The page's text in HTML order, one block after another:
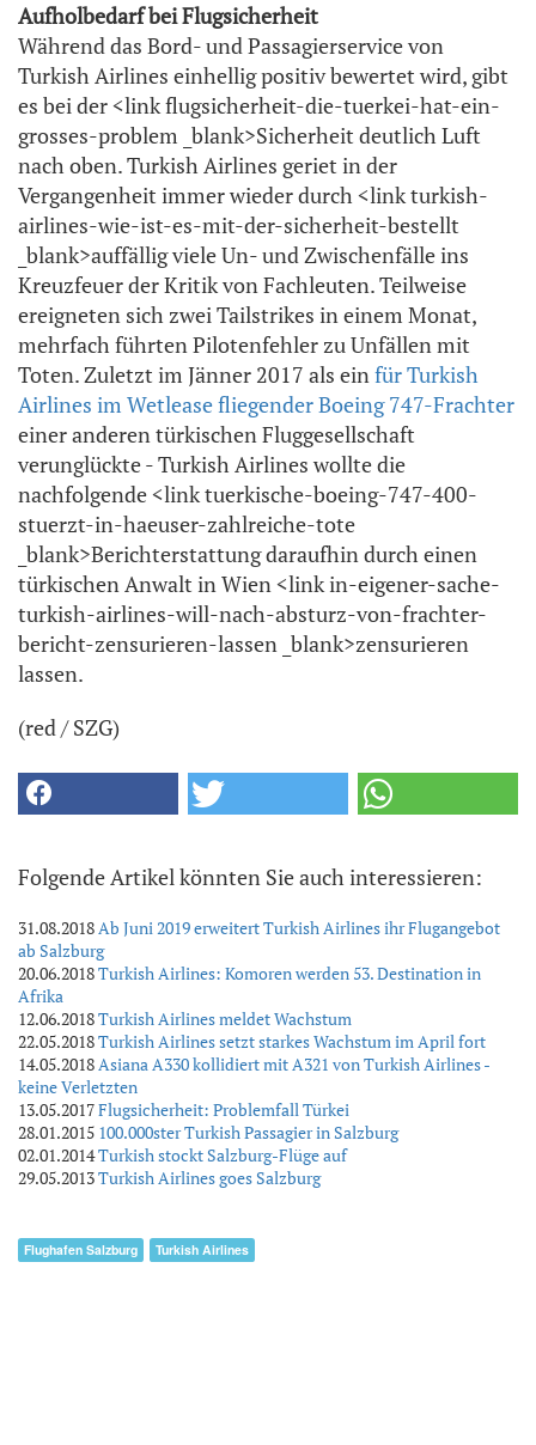
Aufholbedarf bei Flugsicherheit
Während das Bord- und Passagierservice von
Turkish Airlines einhellig positiv bewertet wird, gibt
es bei der <link flugsicherheit-die-tuerkei-hat-ein-
grosses-problem _blank>Sicherheit deutlich Luft
nach oben. Turkish Airlines geriet in der
Vergangenheit immer wieder durch <link turkish-
airlines-wie-ist-es-mit-der-sicherheit-bestellt
_blank>auffällig viele Un- und Zwischenfälle ins
Kreuzfeuer der Kritik von Fachleuten. Teilweise
ereigneten sich zwei Tailstrikes in einem Monat,
mehrfach führten Pilotenfehler zu Unfällen mit
Toten. Zuletzt im Jänner 2017 als einfür Turkish
Airlines im Wetlease fliegender Boeing 747-Frachter
einer anderen türkischen Fluggesellschaft
verunglückte - Turkish Airlines wollte die
nachfolgende <link tuerkische-boeing-747-400-
stuerzt-in-haeuser-zahlreiche-tote
_blank>Berichterstattung daraufhin durch einen
türkischen Anwalt in Wien <link in-eigener-sache-
turkish-airlines-will-nach-absturz-von-frachter-
bericht-zensurieren-lassen _blank>zensurieren
lassen.
(red / SZG)
Folgende Artikel könnten Sie auch interessieren:
31.08.2018Ab Juni 2019 erweitert Turkish Airlines ihr Flugangebot
ab Salzburg
20.06.2018Turkish Airlines: Komoren werden 53. Destination in
Afrika
12.06.2018Turkish Airlines meldet Wachstum
22.05.2018Turkish Airlines setzt starkes Wachstum im April fort
14.05.2018Asiana A330 kollidiert mit A321 von Turkish Airlines -
keine Verletzten
13.05.2017Flugsicherheit: Problemfall Türkei
28.01.2015 100.000ster Turkish Passagier in Salzburg
02.01.2014Turkish stockt Salzburg-Flüge auf
29.05.2013Turkish Airlines goes Salzburg
Flughafen Salzburg Turkish Airlines